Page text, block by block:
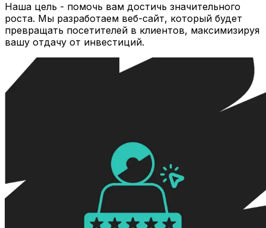
Наша цель - помочь вам достичь значительного
роста. Мы разработаем веб-сайт, который будет
превращать посетителей в клиентов, максимизируя
вашу отдачу от инвестиций.